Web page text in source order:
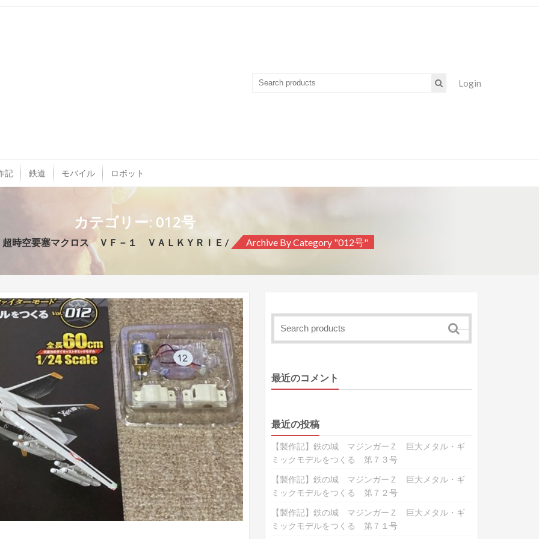
Login
記 鉄道 モバイル ロボット
カテゴリー: 012号
超時空要塞マクロス ＶＦ－１ ＶＡＬＫＹＲＩＥ Archive By Category "012号"
最近のコメント
最近の投稿
【製作記】鉄の城 マジンガーＺ 巨大メタル・ギ
ミックモデルをつくる 第７３号
【製作記】鉄の城 マジンガーＺ 巨大メタル・ギ
ミックモデルをつくる 第７２号
【製作記】鉄の城 マジンガーＺ 巨大メタル・ギ
ミックモデルをつくる 第７１号